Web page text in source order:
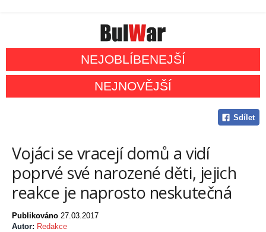
NEJOBLÍBENEJŠÍ
NEJNOVĚJŠÍ
Sdílet
Vojáci se vracejí domů a vidí
poprvé své narozené děti, jejich
reakce je naprosto neskutečná
Publikováno 27.03.2017
Autor: Redakce